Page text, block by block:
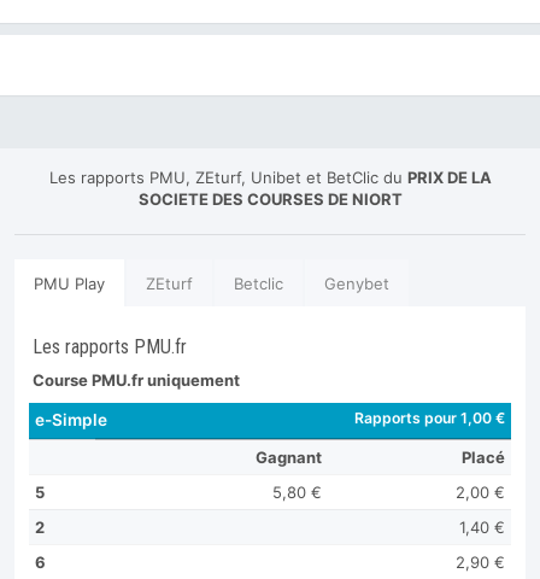
Les rapports PMU, ZEturf, Unibet et BetClic du PRIX DE LA
SOCIETE DES COURSES DE NIORT
PMU Play ZEturf Betclic Genybet
Les rapports PMU.fr
Course PMU.fr uniquement
e-Simple Rapports pour 1,00 €
Gagnant
Placé
5
5,80 €
2,00 €
2
1,40 €
6
2,90 €